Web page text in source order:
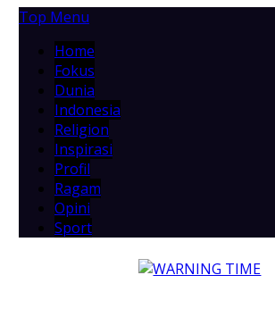
Top Menu
Home
Fokus
Dunia
Indonesia
Religion
Inspirasi
Profil
Ragam
Opini
Sport